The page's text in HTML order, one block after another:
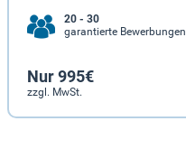
20 - 30
garantierte Bewerbungen
Nur 995€
zzgl. MwSt.